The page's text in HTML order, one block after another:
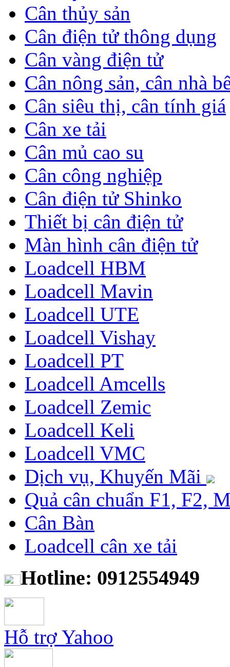
Cân thủy sản
Cân điện tử thông dụng
Cân vàng điện tử
Cân nông sản, cân nhà
Cân siêu thị, cân tính giá
Cân xe tải
Cân mủ cao su
Cân công nghiệp
Cân điện tử Shinko
Thiết bị cân điện tử
Màn hình cân điện tử
Loadcell HBM
Loadcell Mavin
Loadcell UTE
Loadcell Vishay
Loadcell PT
Loadcell Amcells
Loadcell Zemic
Loadcell Keli
Loadcell VMC
Dịch vụ, Khuyến Mãi
Quả cân chuẩn F1, F2,
Cân Bàn
Loadcell cân xe tải
Hotline: 0912554949
Hỗ trợ Yahoo